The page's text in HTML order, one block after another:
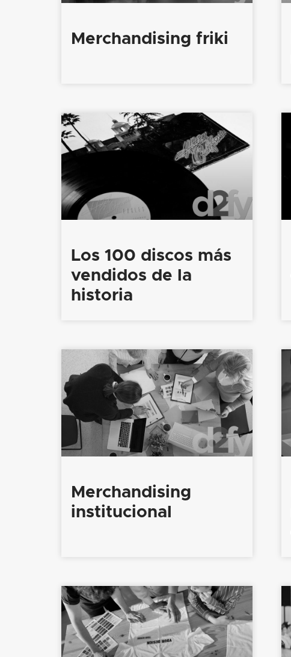
Merchandising friki
Los 100 discos más
vendidos de la
historia
Merchandising
institucional